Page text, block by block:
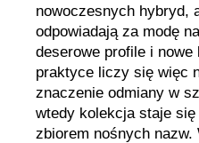
nowoczesnych hybryd,
odpowiadają za modę
deserowe profile i
praktyce liczy się więc
znaczenie odmiany w
wtedy kolekcja staje
zbiorem nośnych nazw.